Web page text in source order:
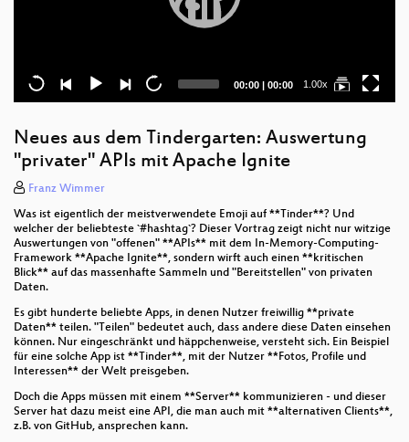
Current
00:00 | Total
00:00 1.00x
Neues aus dem Tindergarten: Auswertung
"privater" APIs mit Apache Ignite
Franz Wimmer
Was ist eigentlich der meistverwendete Emoji auf **Tinder**? Und
welcher der beliebteste `#hashtag`? Dieser Vortrag zeigt nicht nur witzige
Auswertungen von "offenen" **APIs** mit dem In-Memory-Computing-
Framework **Apache Ignite**, sondern wirft auch einen **kritischen
Blick** auf das massenhafte Sammeln und "Bereitstellen" von privaten
Daten.
Es gibt hunderte beliebte Apps, in denen Nutzer freiwillig **private
Daten** teilen. "Teilen" bedeutet auch, dass andere diese Daten einsehen
können. Nur eingeschränkt und häppchenweise, versteht sich. Ein Beispiel
für eine solche App ist **Tinder**, mit der Nutzer **Fotos, Profile und
Interessen** der Welt preisgeben.
Doch die Apps müssen mit einem **Server** kommunizieren - und dieser
Server hat dazu meist eine API, die man auch mit **alternativen Clients**,
z.B. von GitHub, ansprechen kann.